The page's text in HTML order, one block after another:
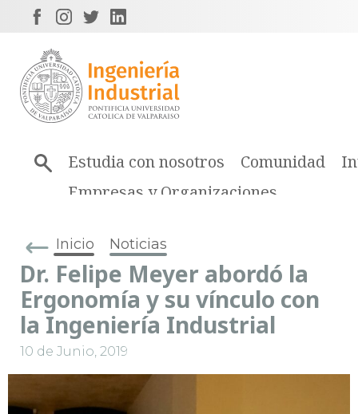
Estudia con nosotros Comunidad
Empresas y Organizaciones
Inicio Noticias
Dr. Felipe Meyer abordó la
Ergonomía y su vínculo con
la Ingeniería Industrial
10 de Junio, 2019